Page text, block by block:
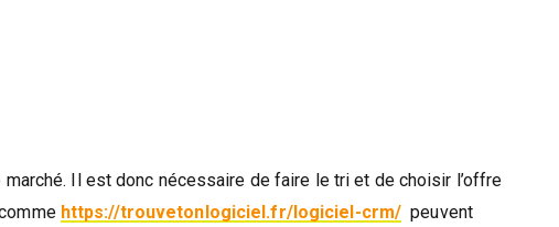
Il est donc nécessaire de faire le tri et de choisir l’offre
https://trouvetonlogiciel.fr/logiciel-crm/ peuvent